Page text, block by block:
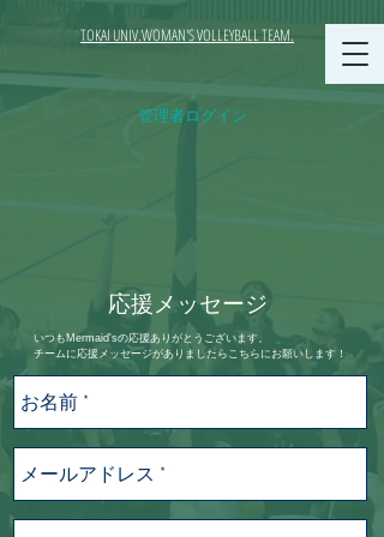
TOKAI UNIV.WOMAN'S VOLLEYBALL TEAM.
管理者ログイン
​応援メッセージ
​いつもMermaid'sの応援ありがとうございます。
チーム に応援メッセージがありましたらこちらにお願いします！